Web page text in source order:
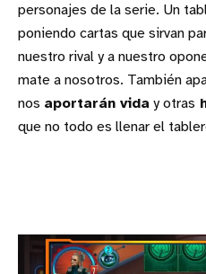
personajes de la serie. Un
poniendo cartas que sirvan
nuestro rival y a nuestro
mate a nosotros. También
nos aportarán vida y otras
que no todo es llenar el